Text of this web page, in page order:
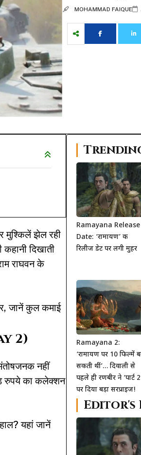
MOHAMMAD FAIQUE
मुश्किलें झेल रही
दिखाती
राघवन के
जानें कुल कमाई
2)
नहीं
रुपये का कलेक्शन
यहां जानें
Ramayana Release
Date: ‘रामायण’ की
रिलीज डेट पर लगी मुहर
Ramayana 2:
‘रामायण पर 10 फिल्में
सकती थीं’… दिवाली से
पहले ही रणबीर ने ‘पार्ट
पर दिया बड़ा सरप्राइज!
Editor's